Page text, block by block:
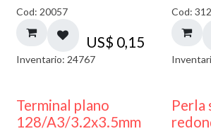
Cod: 20057
US$ 0,15
Inventario: 24767
Cod:
Terminal plano
128/A3/3.2x3.5mm
Perla